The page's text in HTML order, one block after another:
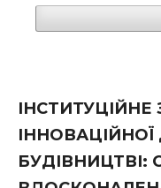
ІННОВАЦІЙНОЇ
БУДІВНИЦТВІ: